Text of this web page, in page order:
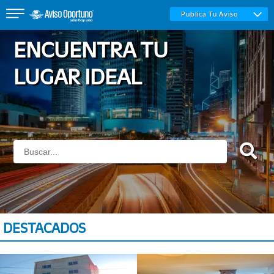
Inmuebles
Vehículos
Empleos
Varios
Publica Tu Aviso
ENCUENTRA TU
LUGAR IDEAL
DESTACADOS